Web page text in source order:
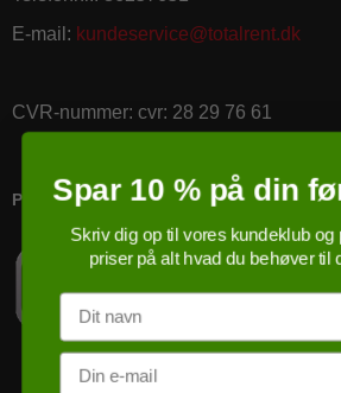
E-mail : kundeservice@totalrent.dk
CVR-nummer: cvr: 28 29 76 61
PRICERUNNER KØBSGARANTI
Spar 10 % på din
Skriv dig op til vores kundeklub og
priser på alt hvad du behøver til
Navn
Email